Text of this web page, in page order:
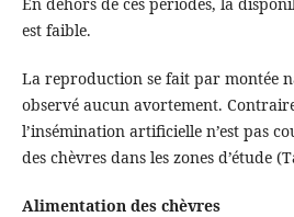
est faible.
La reproduction se fait par montée
observé aucun avortement.
l’insémination artificielle n’est pas
des chèvres dans les zones d’étude
Alimentation des chèvres